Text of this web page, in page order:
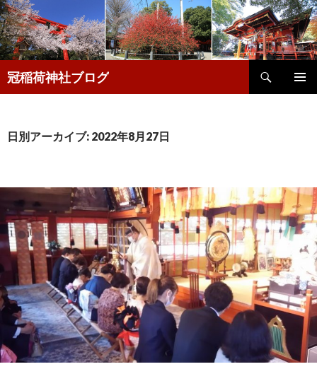
冠稲荷神社ブログ
索
ン
動
日別アーカイブ: 2022年8月27日